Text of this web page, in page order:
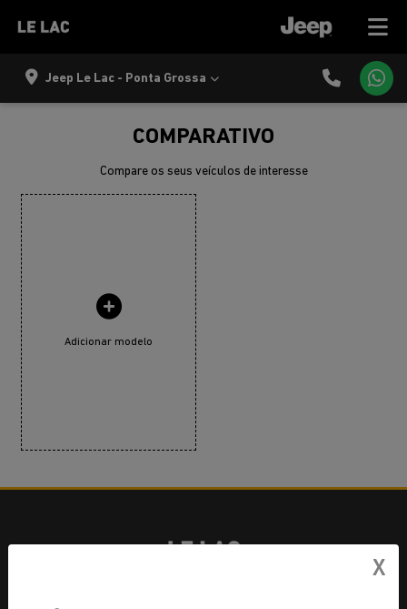
Jeep Le Lac - Ponta Grossa
COMPARATIVO
Compare os seus veículos de interesse
Adicionar modelo
X